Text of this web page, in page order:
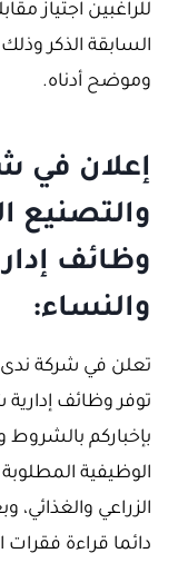
للراغبين اجتياز
السابقة الذكر
وموضح أدناه.
إعلان في
والتصنيع
وظائف
والنساء:
تعلن في شركة ندى
توفر وظائف إدارية
بإخباركم
الوظيفية
الزراعي
دائما قراءة فقرات